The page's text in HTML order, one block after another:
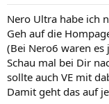
Nero Ultra habe ich
Geh auf die
(Bei Nero6 waren es
Schau mal bei Dir
sollte auch VE mit
Damit geht das auf